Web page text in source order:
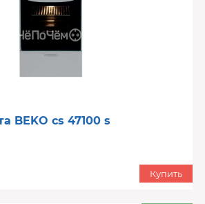
BEKO cs 47100 s
Купить